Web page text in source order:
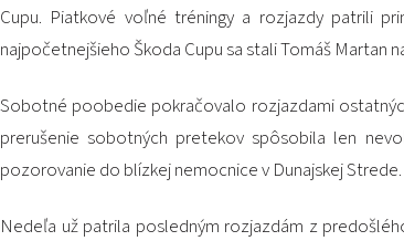
Cupu. Piatkové voľné tréningy a rozjazdy patrili
najpočetnejšieho Škoda Cupu sa stali Tomáš Martan
Sobotné poobedie pokračovalo rozjazdami
prerušenie sobotných pretekov spôsobila len
pozorovanie do blízkej nemocnice v Dunajskej Strede.
Nedeľa už patrila posledným rozjazdám z